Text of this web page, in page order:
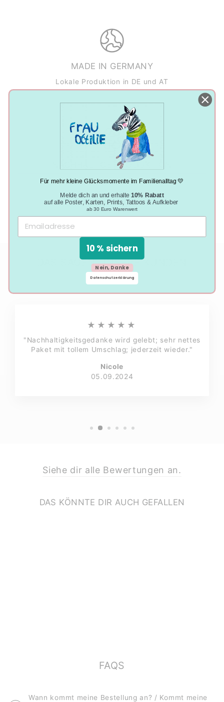
MADE IN GERMANY
Lokale Produktion in DE und AT
NACHHALTIGE PRODUKTION
Klimaneutral, plastikfrei und vegan
DAS SAGEN UNSERE KUNDEN
★★★★★
"Nachhaltigkeitsgedanke wird gelebt; sehr nettes
Paket mit tollem Umschlag; jederzeit wieder."
Nicole
05.09.2024
Siehe dir alle Bewertungen an.
DAS KÖNNTE DIR AUCH GEFALLEN
FAQS
Wann kommt meine Bestellung an? / Kommt meine
Für mehr kleine Glücksmomente im Familienalltag 💛
Melde dich an und erhalte10% Rabatt
auf alle Poster, Karten, Prints, Tattoos & Aufkleber
ab 30 Euro Warenwert
10 % sichern
Nein, Danke
Datenschutzerklärung